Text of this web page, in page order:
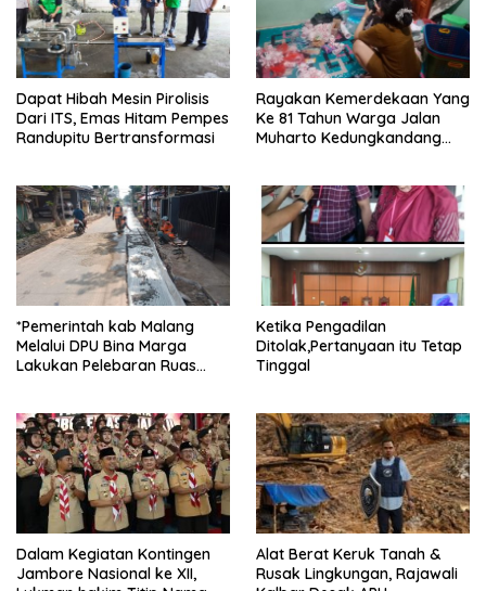
Dapat Hibah Mesin Pirolisis
Dari ITS, Emas Hitam Pempes
Randupitu Bertransformasi
Rayakan Kemerdekaan Yang
Ke 81 Tahun Warga Jalan
Muharto Kedungkandang
*Pemerintah kab Malang
Melalui DPU Bina Marga
Lakukan Pelebaran Ruas
Ketika Pengadilan
Ditolak,Pertanyaan itu Tetap
Tinggal
Dalam Kegiatan Kontingen
Jambore Nasional ke XII,
Alat Berat Keruk Tanah &
Rusak Lingkungan, Rajawali